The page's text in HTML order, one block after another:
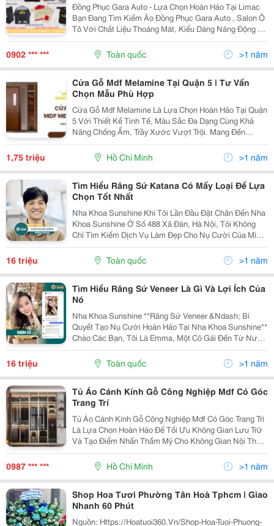
Đồng Phục Gara Auto - Lựa Chọn Hoàn Hảo Tại Limac
Bạn Đang Tìm Kiếm Áo Đồng Phục Gara Auto , Salon Ô
Tô Với Chất Liệu Thoáng Mát, Kiểu Dáng Năng Động Và
Giá Thành Hợp Lý? Xưởng May Limac Tự Hào Mang
Đến Các Dòng Áo Thun Đồng Phục Gara Auto Chất...
0902 *** *** Toàn quốc >1 năm
Cửa Gỗ Mdf Melamine Tại Quận 5 | Tư Vấn
Chọn Mẫu Phù Hợp
Cửa Gỗ Mdf Melamine Là Lựa Chọn Hoàn Hảo Tại Quận
5 Với Thiết Kế Tinh Tế, Màu Sắc Đa Dạng Cùng Khả
Năng Chống Ẩm, Trầy Xước Vượt Trội. Mang Đến
Không Gian Sang Trọng Và Tiện Nghi. Liên Hệ Ngay
(09)11.59.71.27 Để Được Tư Vấn Và Nhận Báo Giá Ưu
1,75 triệu Hồ Chí Minh >1 năm
Tìm Hiểu Răng Sứ Katana Có Mấy Loại Để Lựa
Chọn Tốt Nhất
Nha Khoa Sunshine Khi Tôi Lần Đầu Đặt Chân Đến Nha
Khoa Sunshine Ở Số 488 Xã Đàn, Hà Nội, Tôi Không
Chỉ Tìm Kiếm Dịch Vụ Làm Đẹp Cho Nụ Cười Của Mình
Mà Còn Mong Muốn Trải Nghiệm Một Dịch Vụ Chăm
Sóc Răng Miệng Hoàn Hảo. Tôi Đã Nghe Nhiều Lời
Khen...
16 triệu Toàn quốc >1 năm
Tìm Hiểu Răng Sứ Veneer Là Gì Và Lợi Ích Của
Nó
Nha Khoa Sunshine **Răng Sứ Veneer &Ndash; Bí
Quyết Tạo Nụ Cười Hoàn Hảo Tại Nha Khoa Sunshine**
Chào Các Bạn, Tôi Là Emma, Một Cô Gái Đến Từ Nước
Ngoài Với Niềm Đam Mê Du Lịch Và Khám Phá Những
Điều Mới Mẻ. Mới Đây, Tôi Đã Có Cơ Hội Đến Hà Nội
16 triệu Toàn quốc >1 năm
Tủ Áo Cánh Kính Gỗ Công Nghiệp Mdf Có Góc
Trang Trí
Tủ Áo Cánh Kính Gỗ Công Nghiệp Mdf Có Góc Trang Trí
Là Lựa Chọn Hoàn Hảo Để Tối Ưu Không Gian Lưu Trữ
Và Tạo Điểm Nhấn Thẩm Mỹ Cho Không Gian Nội Thất
Của Bạn. Được Chế Tạo Từ Gỗ Công Nghiệp Mdf Chất
Lượng, Tủ Quần Áo Này Đảm Bảo Độ Bền Và Sự Ổn
0987 *** *** Hồ Chí Minh >1 năm
Shop Hoa Tươi Phường Tân Hoà Tphcm | Giao
Nhanh 60 Phút
Nguồn: Https://Hoatuoi360.Vn/Shop-Hoa-Tuoi-Phuong-